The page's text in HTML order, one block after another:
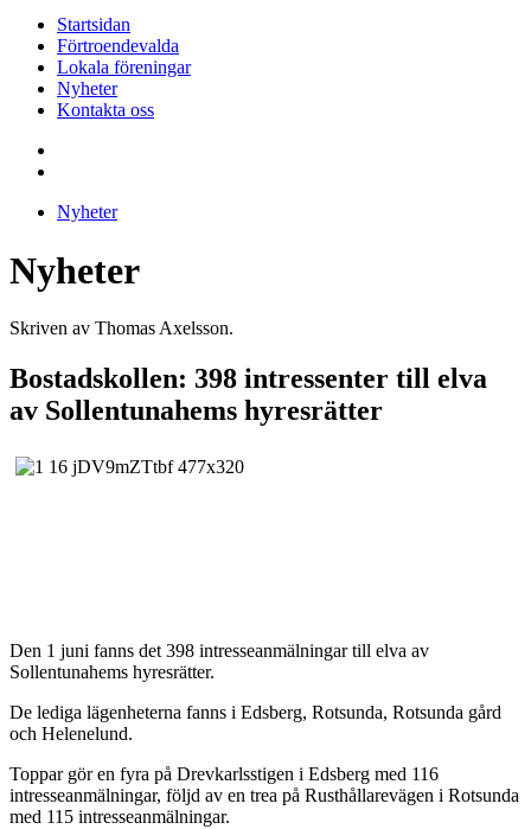
Startsidan
Förtroendevalda
Lokala föreningar
Nyheter
Kontakta oss
Nyheter
Nyheter
Skriven av Thomas Axelsson.
Bostadskollen: 398 intressenter till elva
av Sollentunahems hyresrätter
Den 1 juni fanns det 398 intresseanmälningar till elva av
Sollentunahems hyresrätter.
De lediga lägenheterna fanns i Edsberg, Rotsunda, Rotsunda gård
och Helenelund.
Toppar gör en fyra på Drevkarlsstigen i Edsberg med 116
intresseanmälningar, följd av en trea på Rusthållarevägen i Rotsunda
med 115 intresseanmälningar.